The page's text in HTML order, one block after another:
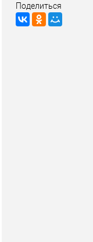
Поделиться